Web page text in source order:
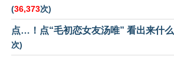
(36,373次)
点…！点“毛初恋女友汤唯” 看出来什么
次)